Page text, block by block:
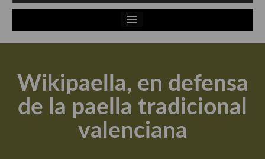
Actualidad y recomendaciones
Apuntes, estudios sobre temas interesantes e importantes
Aceite de Oliva Virgen Extra (AOVE)
Recetas maridadas con los mejores AOVES
Wikipaella, en defensa
de la paella tradicional
valenciana